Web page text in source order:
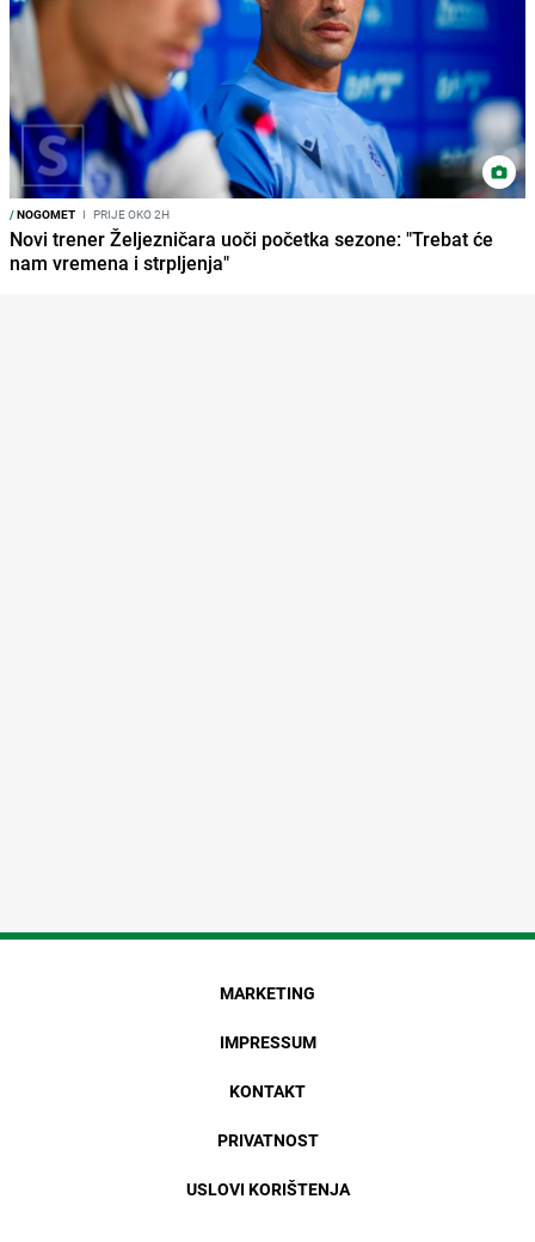
/NOGOMET I PRIJE OKO 2H
Novi trener Željezničara uoči početka sezone: "Trebat će
nam vremena i strpljenja"
MARKETING
IMPRESSUM
KONTAKT
PRIVATNOST
USLOVI KORIŠTENJA